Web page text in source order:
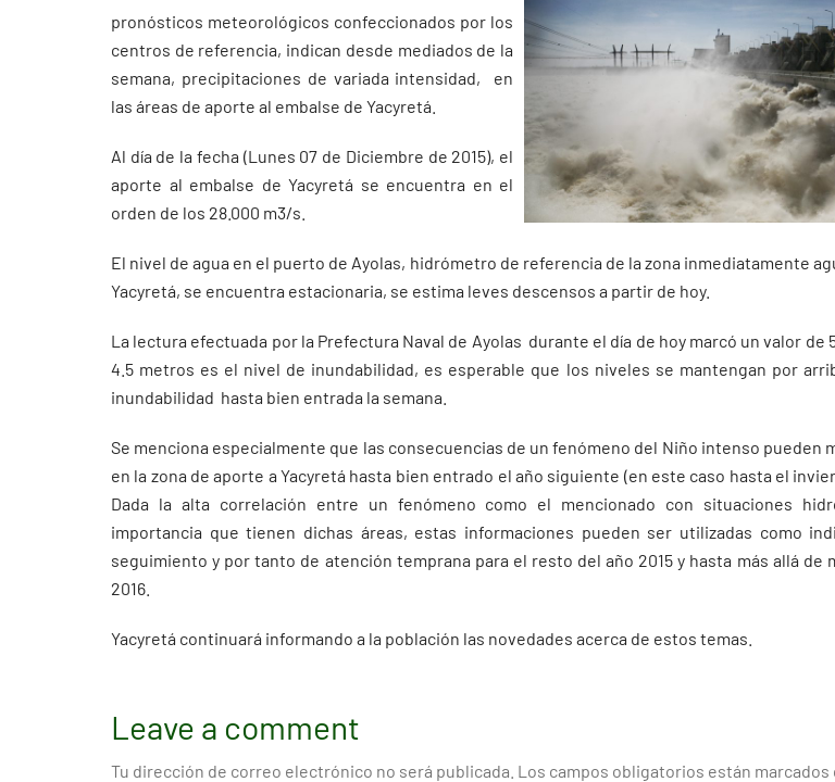
pronósticos meteorológicos confeccionados por los
centros de referencia, indican desde mediados de la
semana, precipitaciones de variada intensidad, en
las áreas de aporte al embalse de Yacyretá.
Al día de la fecha (Lunes 07 de Diciembre de 2015), el
aporte al embalse de Yacyretá se encuentra en el
orden de los 28.000 m3/s.
El nivel de agua en el puerto de Ayolas, hidrómetro de referencia de la zona inmediatamente
Yacyretá, se encuentra estacionaria, se estima leves descensos a partir de hoy.
La lectura efectuada por la Prefectura Naval de Ayolas durante el día de hoy marcó un valor de
4.5 metros es el nivel de inundabilidad, es esperable que los niveles se mantengan por
inundabilidad hasta bien entrada la semana.
Se menciona especialmente que las consecuencias de un fenómeno del Niño intenso pueden
en la zona de aporte a Yacyretá hasta bien entrado el año siguiente (en este caso hasta el
Dada la alta correlación entre un fenómeno como el mencionado con situaciones
importancia que tienen dichas áreas, estas informaciones pueden ser utilizadas como
seguimiento y por tanto de atención temprana para el resto del año 2015 y hasta más allá de
2016.
Yacyretá continuará informando a la población las novedades acerca de estos temas.
Leave a comment
Tu dirección de correo electrónico no será publicada. Los campos obligatorios están marcados